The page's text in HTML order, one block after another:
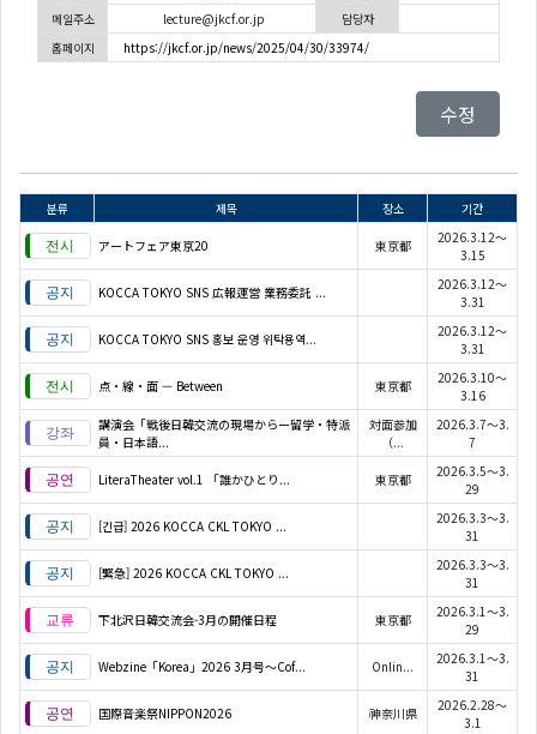
메일주소
lecture@jkcf.or.jp
담당자
홈페이지
https://jkcf.or.jp/news/2025/04/30/33974/
수정
분류 제목 장소 기간
アートフェア東京20 東京都
2026.3.12～
3.15
KOCCA TOKYO SNS 広報運営 業務委託 ...
2026.3.12～
3.31
KOCCA TOKYO SNS 홍보 운영 위탁용역...
2026.3.12～
3.31
点・線・面 — Between 東京都
2026.3.10～
3.16
講演会「戦後日韓交流の現場からー留学・特派
員・日本語...
対面参加
（...
2026.3.7～3.
7
LiteraTheater vol.1 「誰かひとり... 東京都
2026.3.5～3.
29
[긴급] 2026 KOCCA CKL TOKYO ...
2026.3.3～3.
31
[緊急] 2026 KOCCA CKL TOKYO ...
2026.3.3～3.
31
下北沢日韓交流会-3月の開催日程 東京都
2026.3.1～3.
29
Webzine「Korea」2026 3月号～Cof... Onlin...
2026.3.1～3.
31
国際音楽祭NIPPON2026 神奈川県
2026.2.28～
3.1